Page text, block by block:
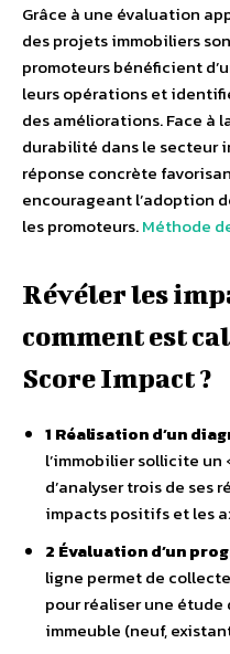
Grâce à une évaluation
des projets immobiliers
promoteurs bénéficient
leurs opérations et
des améliorations. Face à
durabilité dans le secteur
réponse concrète
encourageant l’adoption
les promoteurs.Méthode
Révéler les
comment est
Score Impact ?
1 Réalisation d’un
l’immobilier sollicite
d’analyser trois de ses
impacts positifs et les
2 Évaluation d’un
ligne permet de
pour réaliser une étude
immeuble (neuf,